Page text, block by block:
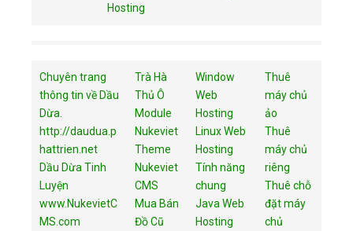
Hosting
Chuyên trang
thông tin về Dầu
Dừa.
http://daudua.p
hattrien.net
Dầu Dừa Tinh
Luyện
www.NukevietC
MS.com
Trà Hà
Thủ Ô
Module
Nukeviet
Theme
Nukeviet
CMS
Mua Bán
Đồ Cũ
Window
Web
Hosting
Linux Web
Hosting
Tính năng
chung
Java Web
Hosting
Thuê
máy chủ
ảo
Thuê
máy chủ
riêng
Thuê chỗ
đặt máy
chủ